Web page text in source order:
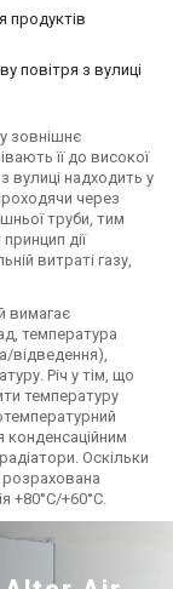
продуктів
повітря з вулиці
зовнішнє
її до високої
вулиці надходить у
через
труби, тим
дії
витраті газу,
вимагає
температура
відведення),
Річ у тім, що
температуру
конденсаційним
Оскільки
розрахована
+80°C/+60°C.